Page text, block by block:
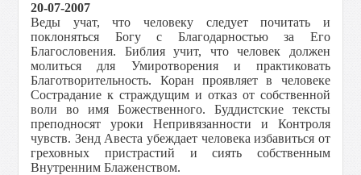
20-07-2007
Веды учат, что человеку следует почитать и
поклоняться Богу с Благодарностью за Его
Благословения. Библия учит, что человек должен
молиться для Умиротворения и практиковать
Благотворительность. Коран проявляет в человеке
Сострадание к страждущим и отказ от собственной
воли во имя Божественного. Буддистские тексты
преподносят уроки Непривязанности и Контроля
чувств. Зенд Авеста убеждает человека избавиться от
греховных пристрастий и сиять собственным
Внутренним Блаженством.